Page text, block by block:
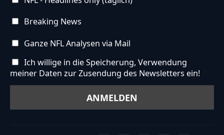
Breaking News
Ganze NFL Analysen via Mail
Ich willige in die Speicherung, Verwendung
meiner Daten zur Zusendung des Newsletters ein!